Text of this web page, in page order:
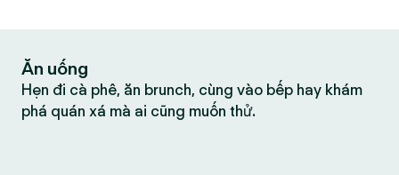
Ăn uống
Hẹn đi cà phê, ăn brunch, cùng vào bếp hay khám
phá quán xá mà ai cũng muốn thử.